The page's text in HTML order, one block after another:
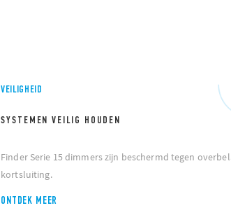
VEILIGHEID
SYSTEMEN VEILIG HOUDEN
Finder Serie 15 dimmers zijn beschermd tegen
kortsluiting.
ONTDEK MEER